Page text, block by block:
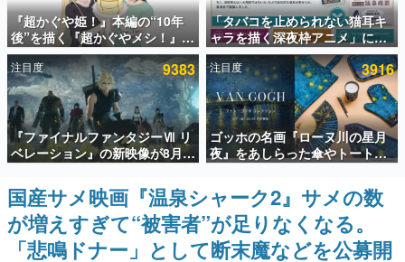
アプリセール情報
インタビュー
連載・特集一覧
殿堂入り記事
SNS拡散数が数千以上！ ページビュー数万以上！ などな
ど。多くの人々に読まれた、電ファミ渾身の“殿堂入り”記
事をまとめました。
ゲームの企画書
名作ゲームクリエイターの方々に製作時のエピソードをお
聞きし、ヒットする企画（ゲーム）とは何か？を探ってい
きます。
『超かぐや姫！』本編の“10年
後”を描く『超かぐやメシ！』
Web連載決定。新たなWebマン
ガレーベル「ビビビコミック」
にて特別話が掲載スタート、あ
のお話には…まだ続きがある！
「タバコを止められない猫耳キ
ャラを描く深夜枠アニメ」に視
聴者の一部から批判意見。違法
薬物の使用と思しき描写も含め
て、BPOが議論を交わす
注目度 9383
『ファイナルファンタジーⅦ リ
ベレーション』の新映像が8月
26日早朝に公開へ。『FF7』リ
メイクシリーズの完結編、
「gamescom」のオープニング
ナイトライブにてディレクター
の浜口直樹氏が登壇する予定
注目度 3916
ゴッホの名画『ローヌ川の星月
夜』をあしらった傘やトートバ
ッグなどが登場。8月7日21時よ
国産サメ映画『温泉シャーク2』サメの数
が増えすぎて“被害者”が足りなくなる。
「悲鳴ドナー」として断末魔などを公募開